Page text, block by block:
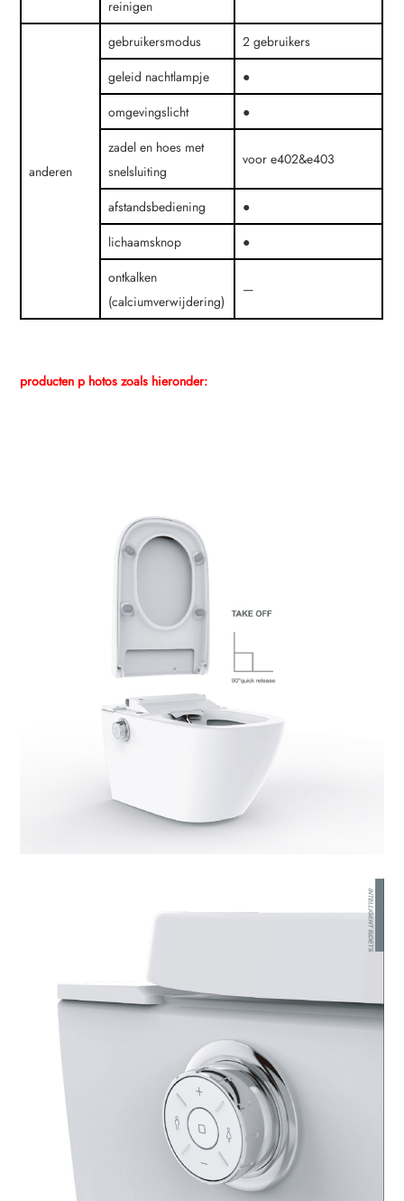
reinigen
anderen
gebruikersmodus
2 gebruikers
geleid nachtlampje
●
omgevingslicht
●
zadel en hoes met
snelsluiting
voor e402&e403
afstandsbediening
●
lichaamsknop
●
ontkalken
(calciumverwijdering)
—
producten p hotos zoals hieronder: